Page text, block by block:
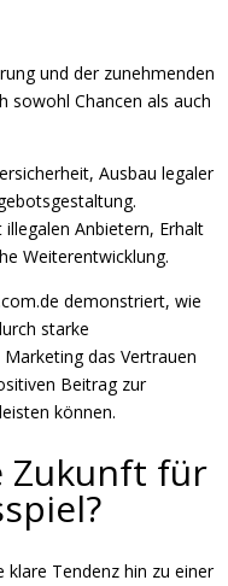
und der zunehmenden
sowohl Chancen als auch
Ausbau legaler
Anbietern, Erhalt
Weiterentwicklung.
demonstriert, wie
starke
das Vertrauen
Beitrag zur
können.
Zukunft für
klare Tendenz hin zu einer